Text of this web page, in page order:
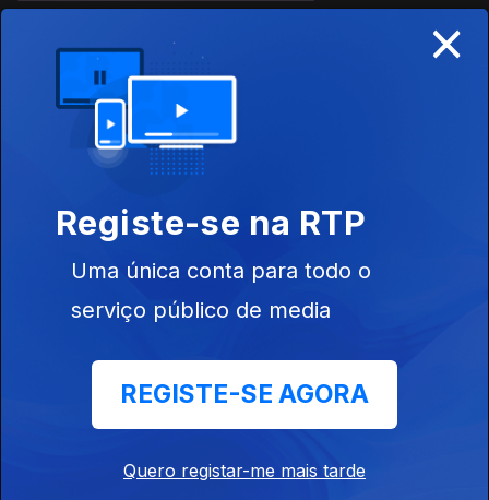
Ep. 10
×
Registe-se na RTP
Uma única conta para todo o
serviço público de media
REGISTE-SE AGORA
Quero registar-me mais tarde